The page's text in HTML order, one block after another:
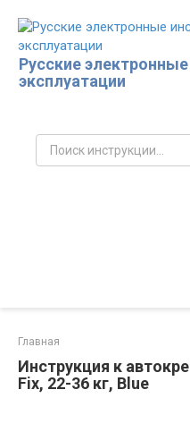
контенту
Русские
эксплуатации
Поиск:
Главная
Инструкция к
Fix, 22-36 кг, Blue